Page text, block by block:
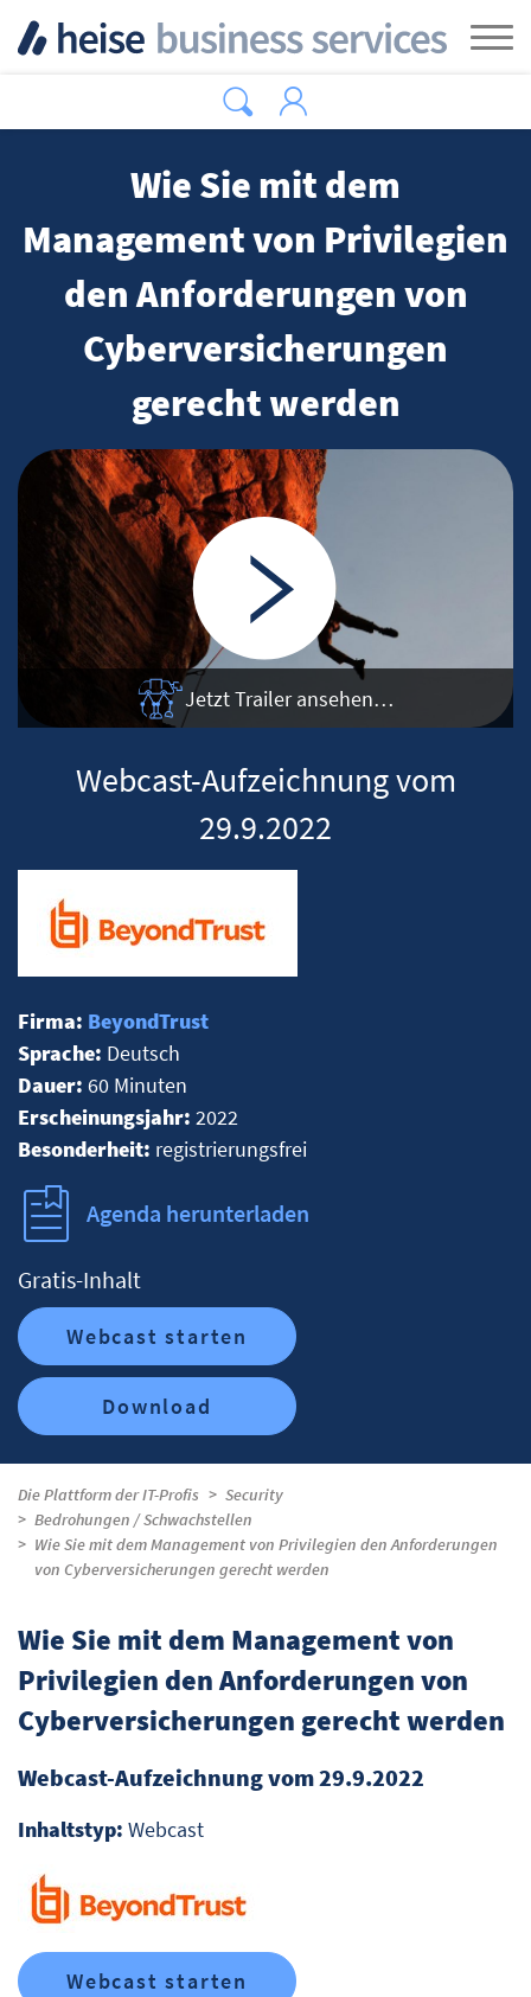
Wie Sie mit dem
Management von Privilegien
den Anforderungen von
Cyberversicherungen
gerecht werden
Jetzt Trailer ansehen…
Webcast-Aufzeichnung vom
29.9.2022
Firma: BeyondTrust
Sprache: Deutsch
Dauer: 60 Minuten
Erscheinungsjahr: 2022
Besonderheit: registrierungsfrei
Agenda herunterladen
Gratis-Inhalt
Webcast starten
Download
Die Plattform der IT-Profis
Security
Bedrohungen / Schwachstellen
Wie Sie mit dem Management von Privilegien den Anforderungen
von Cyberversicherungen gerecht werden
Wie Sie mit dem Management von
Privilegien den Anforderungen von
Cyberversicherungen gerecht werden
Webcast-Aufzeichnung vom 29.9.2022
Inhaltstyp: Webcast
Webcast starten